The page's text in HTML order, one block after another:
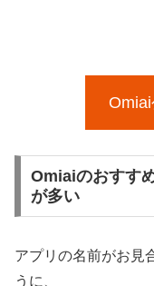
Omiaiのおすす
が多い
アプリの名前がお見
うに、